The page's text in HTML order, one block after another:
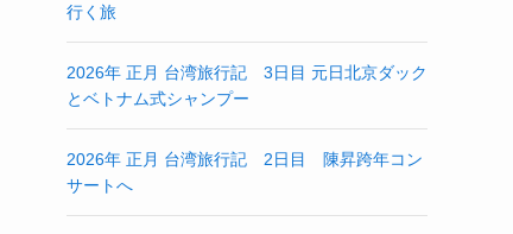
行く旅
2026年 正月 台湾旅行記 3日目 元日北京ダック
とベトナム式シャンプー
2026年 正月 台湾旅行記 2日目 陳昇跨年コン
サートへ